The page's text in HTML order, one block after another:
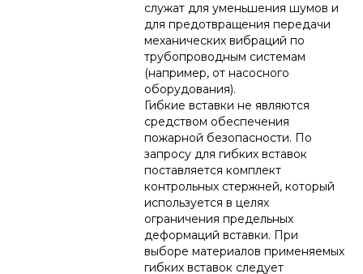
служат для уменьшения шумов и
для предотвращения передачи
механических вибраций по
трубопроводным системам
(например, от насосного
оборудования).
Гибкие вставки не являются
средством обеспечения
пожарной безопасности. По
запросу для гибких вставок
поставляется комплект
контрольных стержней, который
используется в целях
ограничения предельных
деформаций вставки. При
выборе материалов применяемых
гибких вставок следует